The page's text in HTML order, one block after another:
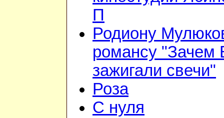
П
Родиону
романсу "Зачем
зажигали свечи"
Роза
С нуля